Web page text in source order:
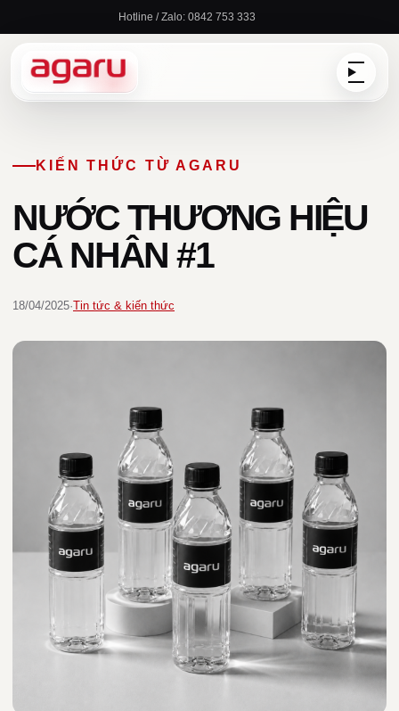
nội
Hotline / Zalo: 0842 753 333
KIẾN THỨC TỪ AGARU
NƯỚC THƯƠNG HIỆU
CÁ NHÂN #1
18/04/2025·Tin tức & kiến thức